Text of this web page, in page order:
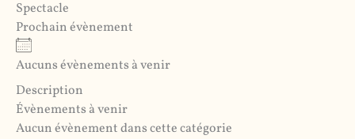
Spectacle
Prochain évènement
Aucuns évènements à venir
Description
Évènements à venir
Aucun évènement dans cette catégorie